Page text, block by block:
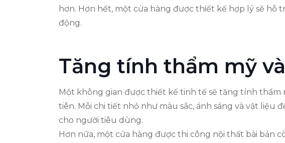
hơn. Hơn hết, một cửa hàng được thiết kế hợp lý sẽ hỗ
động.
Tăng tính thẩm mỹ
Một không gian được thiết kế tinh tế sẽ tăng tính
tiên. Mỗi chi tiết nhỏ như màu sắc, ánh sáng và vật
cho người tiêu dùng.
Hơn nữa, một cửa hàng được thi công nội thất bài bản